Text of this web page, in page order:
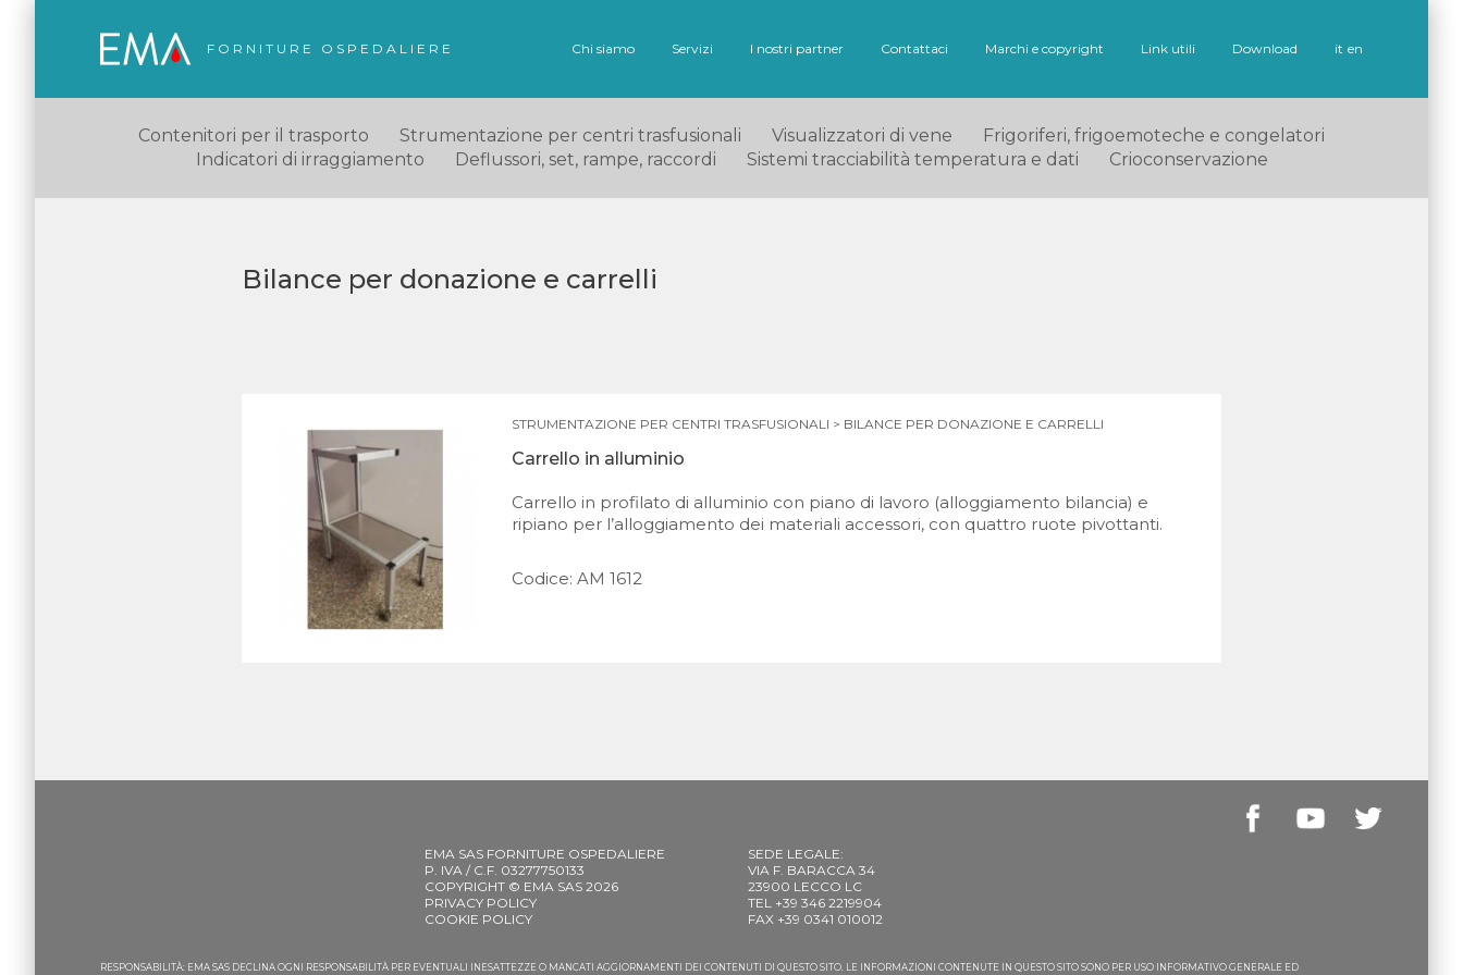
FORNITURE OSPEDALIERE Chi siamo Servizi I nostri partner Contattaci Marchi e copyright Link utili Download it en
Contenitori per il trasporto Strumentazione per centri trasfusionali Visualizzatori di vene
Frigoriferi, frigoemoteche e congelatori
Indicatori di irraggiamento
Deflussori, set, rampe, raccordi Sistemi tracciabilità temperatura e dati Crioconservazione
Bilance per donazione e carrelli
STRUMENTAZIONE PER CENTRI TRASFUSIONALI > BILANCE PER DONAZIONE E CARRELLI
Carrello in alluminio
Carrello in profilato di alluminio con piano di lavoro (alloggiamento bilancia) e
ripiano per l’alloggiamento dei materiali accessori, con quattro ruote pivottanti.
Codice: AM 1612
EMA SAS FORNITURE OSPEDALIERE
P. IVA / C.F. 03277750133
COPYRIGHT © EMA SAS 2026
PRIVACY POLICY
COOKIE POLICY
SEDE LEGALE:
VIA F. BARACCA 34
23900 LECCO LC
TEL +39 346 2219904
FAX +39 0341 010012
RESPONSABILITÀ: EMA SAS DECLINA OGNI RESPONSABILITÀ PER EVENTUALI INESATTEZZE O MANCATI AGGIORNAMENTI DEI CONTENUTI DI QUESTO SITO. LE INFORMAZIONI CONTENUTE IN QUESTO SITO SONO PER USO INFORMATIVO GENERALE ED